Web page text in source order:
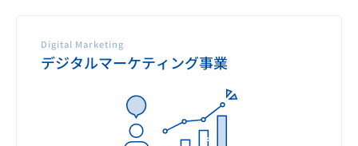
Digital Marketing
デジタルマーケティング事業